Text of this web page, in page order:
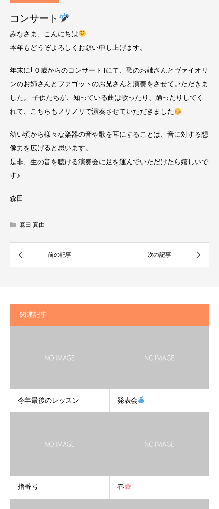
コンサート
みなさま、こんにちは
本年もどうぞよろしくお願い申し上げます。
年末に｢０歳からのコンサート｣にて、歌のお姉さんとヴァイオリ
ンのお姉さんとファゴットのお兄さんと演奏をさせていただきま
した。 子供たちが、知っている曲は歌ったり、踊ったりしてく
れて、こちらもノリノリで演奏させていただきました
幼い頃から様々な楽器の音や歌を耳にすることは、音に対する想
像力を広げると思います。
是非、生の音を聴ける演奏会に足を運んでいただけたら嬉しいで
す♪
森田
森田 真由
関連記事
今年最後のレッスン 発表会
指番号 春